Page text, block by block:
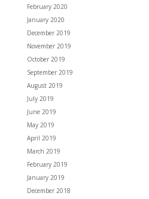
February 2020
January 2020
December 2019
November 2019
October 2019
September 2019
August 2019
July 2019
June 2019
May 2019
April 2019
March 2019
February 2019
January 2019
December 2018